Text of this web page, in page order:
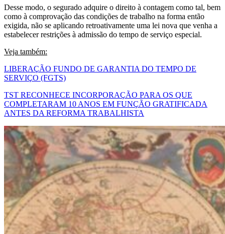
Desse modo, o segurado adquire o direito à contagem como tal, bem
como à comprovação das condições de trabalho na forma então
exigida, não se aplicando retroativamente uma lei nova que venha a
estabelecer restrições à admissão do tempo de serviço especial.
Veja também:
LIBERAÇÃO FUNDO DE GARANTIA DO TEMPO DE
SERVIÇO (FGTS)
TST RECONHECE INCORPORAÇÃO PARA OS QUE
COMPLETARAM 10 ANOS EM FUNÇÃO GRATIFICADA
ANTES DA REFORMA TRABALHISTA